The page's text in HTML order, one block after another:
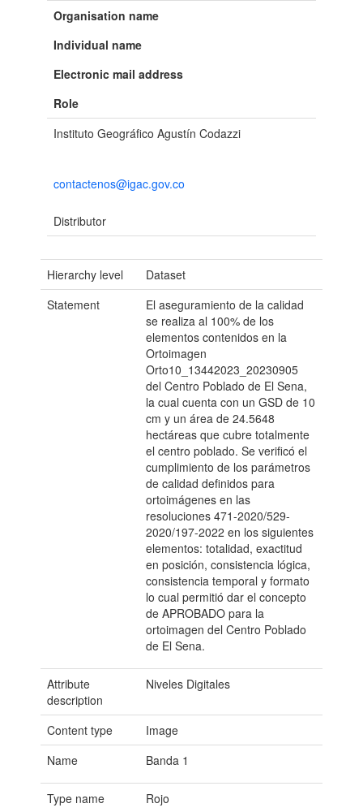
Organisation name
Individual name
Electronic mail address
Role
Instituto Geográfico Agustín Codazzi
contactenos@igac.gov.co
Distributor
Hierarchy level
Dataset
Statement
El aseguramiento de la calidad
se realiza al 100% de los
elementos contenidos en la
Ortoimagen
Orto10_13442023_20230905
del Centro Poblado de El Sena,
la cual cuenta con un GSD de 10
cm y un área de 24.5648
hectáreas que cubre totalmente
el centro poblado. Se verificó el
cumplimiento de los parámetros
de calidad definidos para
ortoimágenes en las
resoluciones 471-2020/529-
2020/197-2022 en los siguientes
elementos: totalidad, exactitud
en posición, consistencia lógica,
consistencia temporal y formato
lo cual permitió dar el concepto
de APROBADO para la
ortoimagen del Centro Poblado
de El Sena.
Attribute
description
Niveles Digitales
Content type
Image
Name
Banda 1
Type name Rojo